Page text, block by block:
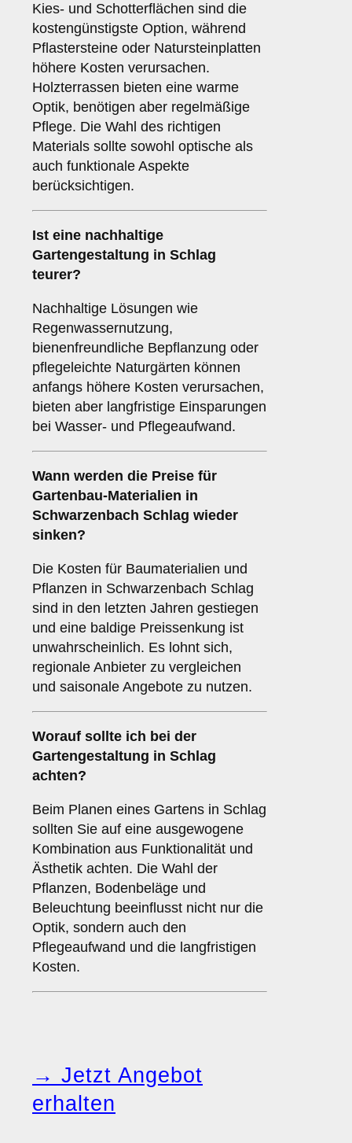
Kies- und Schotterflächen sind die
kostengünstigste Option, während
Pflastersteine oder Natursteinplatten
höhere Kosten verursachen.
Holzterrassen bieten eine warme
Optik, benötigen aber regelmäßige
Pflege. Die Wahl des richtigen
Materials sollte sowohl optische als
auch funktionale Aspekte
berücksichtigen.
Ist eine nachhaltige
Gartengestaltung in Schlag
teurer?
Nachhaltige Lösungen wie
Regenwassernutzung,
bienenfreundliche Bepflanzung oder
pflegeleichte Naturgärten können
anfangs höhere Kosten verursachen,
bieten aber langfristige Einsparungen
bei Wasser- und Pflegeaufwand.
Wann werden die Preise für
Gartenbau-Materialien in
Schwarzenbach Schlag wieder
sinken?
Die Kosten für Baumaterialien und
Pflanzen in Schwarzenbach Schlag
sind in den letzten Jahren gestiegen
und eine baldige Preissenkung ist
unwahrscheinlich. Es lohnt sich,
regionale Anbieter zu vergleichen
und saisonale Angebote zu nutzen.
Worauf sollte ich bei der
Gartengestaltung in Schlag
achten?
Beim Planen eines Gartens in Schlag
sollten Sie auf eine ausgewogene
Kombination aus Funktionalität und
Ästhetik achten. Die Wahl der
Pflanzen, Bodenbeläge und
Beleuchtung beeinflusst nicht nur die
Optik, sondern auch den
Pflegeaufwand und die langfristigen
Kosten.
→ Jetzt Angebot
erhalten